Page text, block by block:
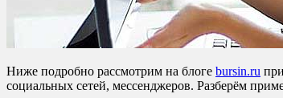
Ниже подробно рассмотрим на блоге bursin.ru
социальных сетей, мессенджеров. Разберём